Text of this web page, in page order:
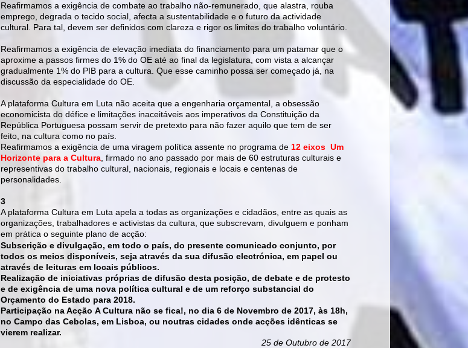
Reafirmamos a exigência de combate ao trabalho não-remunerado, que alastra, rouba
emprego, degrada o tecido social, afecta a sustentabilidade e o futuro da actividade
cultural. Para tal, devem ser definidos com clareza e rigor os limites do trabalho voluntário.
Reafirmamos a exigência de elevação imediata do financiamento para um patamar que o
aproxime a passos firmes do 1% do OE até ao final da legislatura, com vista a alcançar
gradualmente 1% do PIB para a cultura. Que esse caminho possa ser começado já, na
discussão da especialidade do OE.
A plataforma Cultura em Luta não aceita que a engenharia orçamental, a obsessão
economicista do défice e limitações inaceitáveis aos imperativos da Constituição da
República Portuguesa possam servir de pretexto para não fazer aquilo que tem de ser
feito, na cultura como no país.
Reafirmamos a exigência de uma viragem política assente no programa de 12 eixos  Um
Horizonte para a Cultura , firmado no ano passado por mais de 60 estruturas culturais e
representivas do trabalho cultural, nacionais, regionais e locais e centenas de
personalidades.
3
A plataforma Cultura em Luta apela a todas as organizações e cidadãos, entre as quais as
organizações, trabalhadores e activistas da cultura, que subscrevam, divulguem e ponham
em prática o seguinte plano de acção:
Subscrição e divulgação, em todo o país, do presente comunicado conjunto, por
todos os meios disponíveis, seja através da sua difusão electrónica, em papel ou
através de leituras em locais públicos.
Realização de iniciativas próprias de difusão desta posição, de debate e de protesto
e de exigência de uma nova política cultural e de um reforço substancial do
Orçamento do Estado para 2018.
Participação na Acção A Cultura não se fica!, no dia 6 de Novembro de 2017, às 18h,
no Campo das Cebolas, em Lisboa, ou noutras cidades onde acções idênticas se
vierem realizar.
25 de Outubro de 2017